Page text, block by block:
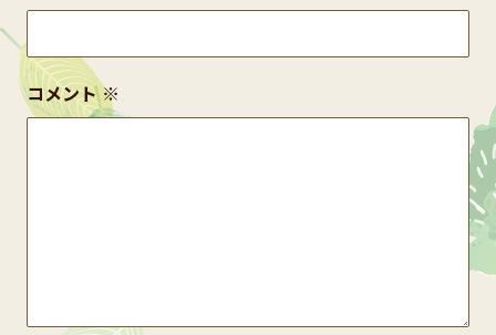
コメント※